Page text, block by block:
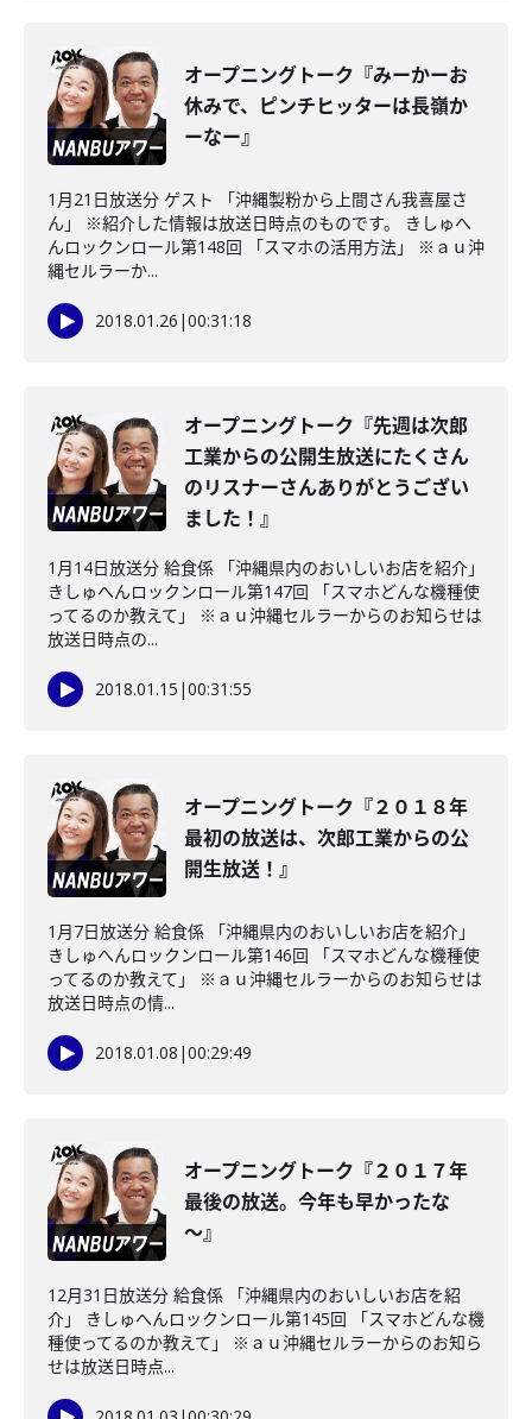
オープニングトーク『みーかーお
休みで、ピンチヒッターは長嶺か
ーなー』
1月21日放送分 ゲスト 「沖縄製粉から上間さん我喜屋さ
ん」 ※紹介した情報は放送日時点のものです。 きしゅへ
んロックンロール第148回 「スマホの活用方法」 ※ａｕ沖
縄セルラーか...
2018.01.26 |00:31:18
オープニングトーク『先週は次郎
工業からの公開生放送にたくさん
のリスナーさんありがとうござい
ました！』
1月14日放送分 給食係 「沖縄県内のおいしいお店を紹介」
きしゅへんロックンロール第147回 「スマホどんな機種使
ってるのか教えて」 ※ａｕ沖縄セルラーからのお知らせは
放送日時点の...
2018.01.15 |00:31:55
オープニングトーク『２０１８年
最初の放送は、次郎工業からの公
開生放送！』
1月7日放送分 給食係 「沖縄県内のおいしいお店を紹介」
きしゅへんロックンロール第146回 「スマホどんな機種使
ってるのか教えて」 ※ａｕ沖縄セルラーからのお知らせは
放送日時点の情...
2018.01.08 |00:29:49
オープニングトーク『２０１７年
最後の放送。今年も早かったな
～』
12月31日放送分 給食係 「沖縄県内のおいしいお店を紹
介」 きしゅへんロックンロール第145回 「スマホどんな機
種使ってるのか教えて」 ※ａｕ沖縄セルラーからのお知ら
せは放送日時点...